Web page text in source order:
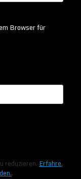
Browser für
reduzieren. Erfahre,
.